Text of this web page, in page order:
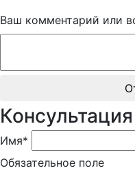
Ваш комментарий или
Консультация
Имя*
Обязательное поле